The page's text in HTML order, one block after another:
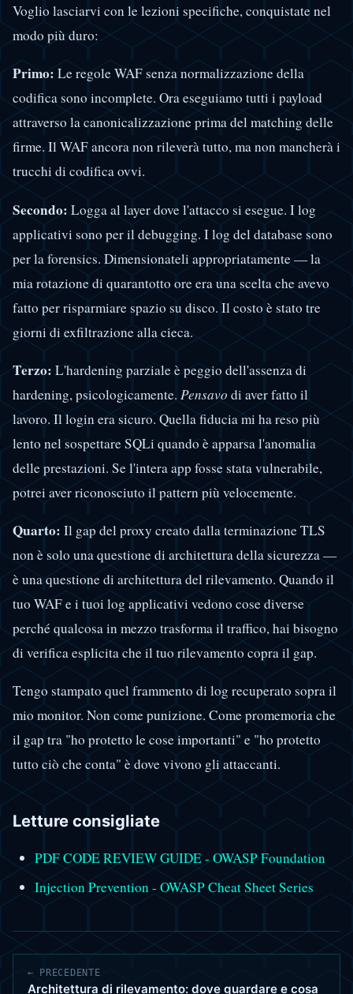
Voglio lasciarvi con le lezioni specifiche, conquistate nel
modo più duro:
Primo:Le regole WAF senza normalizzazione della
codifica sono incomplete. Ora eseguiamo tutti i payload
attraverso la canonicalizzazione prima del matching delle
firme. Il WAF ancora non rileverà tutto, ma non mancherà i
trucchi di codifica ovvi.
Secondo:Logga al layer dove l'attacco si esegue. I log
applicativi sono per il debugging. I log del database sono
per la forensics. Dimensionateli appropriatamente — la
mia rotazione di quarantotto ore era una scelta che avevo
fatto per risparmiare spazio su disco. Il costo è stato tre
giorni di exfiltrazione alla cieca.
Terzo:L'hardening parziale è peggio dell'assenza di
hardening, psicologicamente. Pensavo di aver fatto il
lavoro. Il login era sicuro. Quella fiducia mi ha reso più
lento nel sospettare SQLi quando è apparsa l'anomalia
delle prestazioni. Se l'intera app fosse stata vulnerabile,
potrei aver riconosciuto il pattern più velocemente.
Quarto: Il gap del proxy creato dalla terminazione TLS
non è solo una questione di architettura della sicurezza —
è una questione di architettura del rilevamento. Quando il
tuo WAF e i tuoi log applicativi vedono cose diverse
perché qualcosa in mezzo trasforma il traffico, hai bisogno
di verifica esplicita che il tuo rilevamento copra il gap.
Tengo stampato quel frammento di log recuperato sopra il
mio monitor. Non come punizione. Come promemoria che
il gap tra "ho protetto le cose importanti" e "ho protetto
tutto ciò che conta" è dove vivono gli attaccanti.
Letture consigliate
PDF CODE REVIEW GUIDE - OWASP Foundation
Injection Prevention - OWASP Cheat Sheet Series
← PRECEDENTE
Architettura di rilevamento: dove guardare e cosa